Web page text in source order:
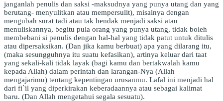
janganlah penulis dan saksi -maksudnya yang punya utang dan yang
berutang- menyulitkan atau mempersulit), misalnya dengan
mengubah surat tadi atau tak hendak menjadi saksi atau
menuliskannya, begitu pula orang yang punya utang, tidak boleh
membebani si penulis dengan hal-hal yang tidak patut untuk ditulis
atau dipersaksikan. (Dan jika kamu berbuat) apa yang dilarang itu,
(maka sesungguhnya itu suatu kefasikan), artinya keluar dari taat
yang sekali-kali tidak layak (bagi kamu dan bertakwalah kamu
kepada Allah) dalam perintah dan larangan-Nya (Allah
mengajarimu) tentang kepentingan urusanmu. Lafal ini menjadi hal
dari fi`il yang diperkirakan keberadaannya atau sebagai kalimat
baru. (Dan Allah mengetahui segala sesuatu).